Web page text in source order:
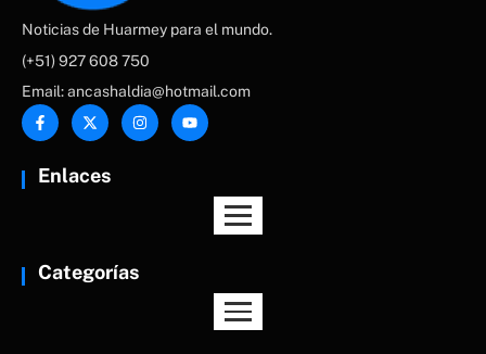
Noticias de Huarmey para el mundo.
(+51) 927 608 750
Email: ancashaldia@hotmail.com
Enlaces
Categorías